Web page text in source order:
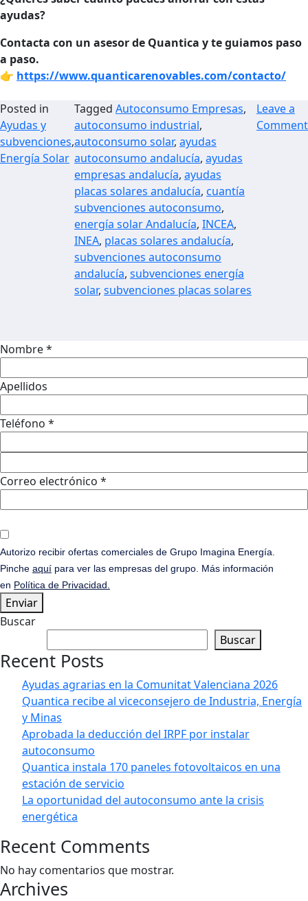
ayudas?
Contacta con un asesor de Quantica y te guiamos paso
a paso.
👉 https://www.quanticarenovables.com/contacto/
Posted in
Ayudas y
subvenciones,
Energía Solar
Tagged Autoconsumo Empresas,
autoconsumo industrial,
autoconsumo solar, ayudas
autoconsumo andalucía, ayudas
empresas andalucía, ayudas
placas solares andalucía, cuantía
subvenciones autoconsumo,
energía solar Andalucía, INCEA,
INEA, placas solares andalucía,
subvenciones autoconsumo
andalucía, subvenciones energía
solar, subvenciones placas solares
Leave a
Comment
Nombre *
Apellidos
Teléfono *
Correo electrónico *
Autorizo recibir ofertas comerciales de Grupo Imagina Energía.
Pinche aquí para ver las empresas del grupo. Más información
en Política de Privacidad.
Enviar
Buscar
Buscar
Recent Posts
Ayudas agrarias en la Comunitat Valenciana 2026
Quantica recibe al viceconsejero de Industria, Energía
y Minas
Aprobada la deducción del IRPF por instalar
autoconsumo
Quantica instala 170 paneles fotovoltaicos en una
estación de servicio
La oportunidad del autoconsumo ante la crisis
energética
Recent Comments
No hay comentarios que mostrar.
Archives